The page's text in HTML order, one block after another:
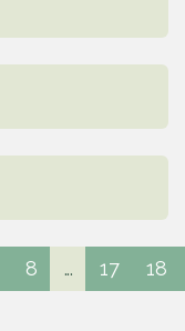
8 ... 17 18